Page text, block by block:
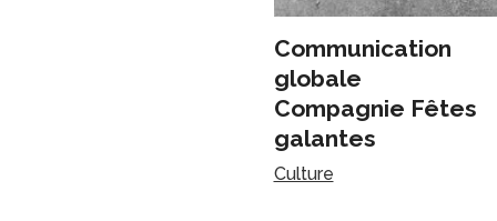
Communication
globale
Compagnie Fêtes
galantes
Culture